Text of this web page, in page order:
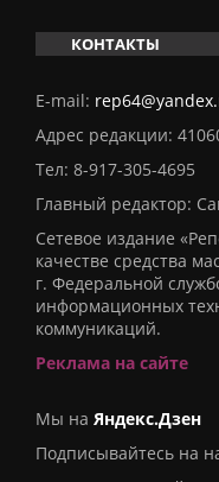
КОНТАКТЫ
E-mail:
Адрес редакции:
Тел: 8-917-305-4695
Главный редактор:
Сетевое издание
качестве средства
г. Федеральной
информационных
коммуникаций.
Реклама на сайте
Мы на Яндекс.Дзен
Подписывайтесь на